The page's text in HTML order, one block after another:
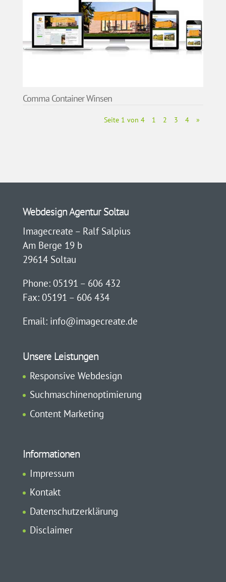
Comma Container Winsen
Seite 1 von 4 1 2 3 4 »
Webdesign Agentur Soltau
Imagecreate – Ralf Salpius
Am Berge 19 b
29614 Soltau
Phone: 05191 – 606 432
Fax: 05191 – 606 434
Email: info@imagecreate.de
Unsere Leistungen
Responsive Webdesign
Suchmaschinenoptimierung
Content Marketing
Informationen
Impressum
Kontakt
Datenschutzerklärung
Disclaimer